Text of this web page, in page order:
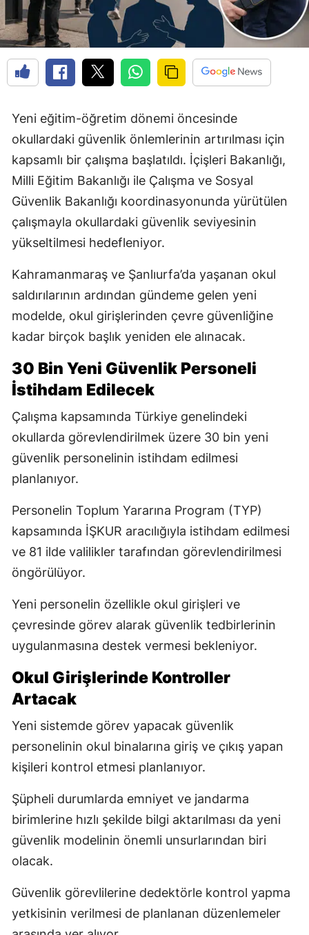
Yeni eğitim-öğretim dönemi öncesinde
okullardaki güvenlik önlemlerinin artırılması için
kapsamlı bir çalışma başlatıldı. İçişleri Bakanlığı,
Milli Eğitim Bakanlığı ile Çalışma ve Sosyal
Güvenlik Bakanlığı koordinasyonunda yürütülen
çalışmayla okullardaki güvenlik seviyesinin
yükseltilmesi hedefleniyor.
Kahramanmaraş ve Şanlıurfa’da yaşanan okul
saldırılarının ardından gündeme gelen yeni
modelde, okul girişlerinden çevre güvenliğine
kadar birçok başlık yeniden ele alınacak.
30 Bin Yeni Güvenlik Personeli
İstihdam Edilecek
Çalışma kapsamında Türkiye genelindeki
okullarda görevlendirilmek üzere 30 bin yeni
güvenlik personelinin istihdam edilmesi
planlanıyor.
Personelin Toplum Yararına Program (TYP)
kapsamında İŞKUR aracılığıyla istihdam edilmesi
ve 81 ilde valilikler tarafından görevlendirilmesi
öngörülüyor.
Yeni personelin özellikle okul girişleri ve
çevresinde görev alarak güvenlik tedbirlerinin
uygulanmasına destek vermesi bekleniyor.
Okul Girişlerinde Kontroller
Artacak
Yeni sistemde görev yapacak güvenlik
personelinin okul binalarına giriş ve çıkış yapan
kişileri kontrol etmesi planlanıyor.
Şüpheli durumlarda emniyet ve jandarma
birimlerine hızlı şekilde bilgi aktarılması da yeni
güvenlik modelinin önemli unsurlarından biri
olacak.
Güvenlik görevlilerine dedektörle kontrol yapma
yetkisinin verilmesi de planlanan düzenlemeler